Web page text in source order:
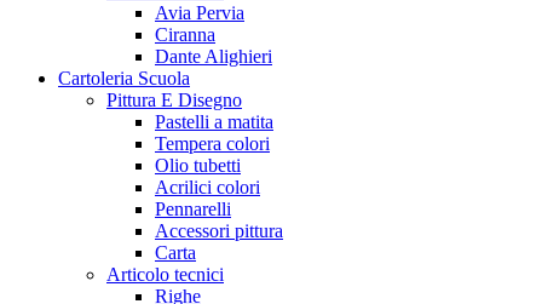
Avia Pervia
Ciranna
Dante Alighieri
Cartoleria Scuola
Pittura E Disegno
Pastelli a matita
Tempera colori
Olio tubetti
Acrilici colori
Pennarelli
Accessori pittura
Carta
Articolo tecnici
Righe